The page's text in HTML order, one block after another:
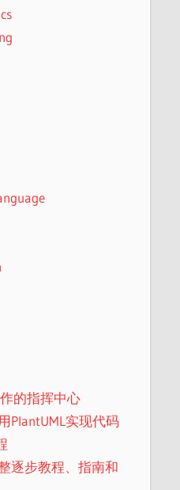
的指挥中心
PlantUML实现代码
逐步教程、指南和